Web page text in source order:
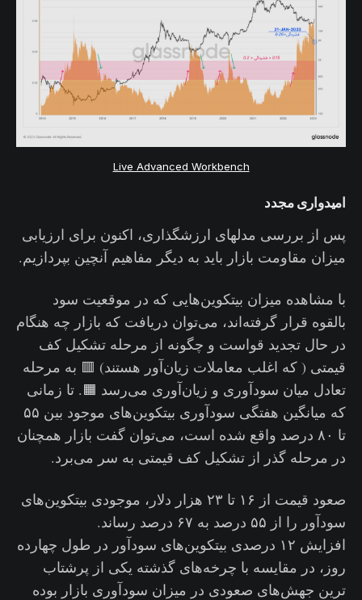
Live Advanced Workbench
امیدواری مجدد
پس از بررسی مدلهای ارزشگذاری، اکنون برای ارزیابی
میزان مقاومت بازار باید به دیگر مفاهیم آنچین بپردازیم.
با مشاهده میزان بیتکوین‌هایی که در موقعیت سود
بالقوه قرار گرفته‌اند، می‌توان دریافت که بازار چه هنگام
در حال تجدید قواست و چگونه از مرحله تشکیل کف
قیمتی ( که اغلب معاملات زیان‌آور هستند) 🟥 به مرحله
تعادل میان سودآوری و زیان‌آوری می‌رسد 🟧. تا زمانی
که میانگین هفتگی سودآوری بیتکوین‌های موجود بین ۵۵
تا ۸۰ درصد واقع شده است، می‌توان گفت بازار همچنان
در مرحله گذر از تشکیل کف قیمتی به سر می‌برد.
صعود قیمت از ۱۶ تا ۲۳ هزار دلار، موجودی بیتکوین‌های
سودآور را از ۵۵ درصد به ۶۷ درصد رساند.
افزایش ۱۲ درصدی بیتکوین‌های سودآور در طول چهارده
روز، در مقایسه با چرخه‌های گذشته یکی از پرشتاب‌
ترین جهش‌های صعودی در میزان سودآوری بازار بوده